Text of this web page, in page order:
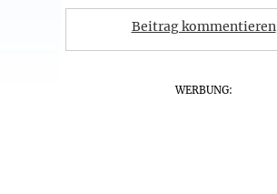
Beitrag kommentieren
WERBUNG: